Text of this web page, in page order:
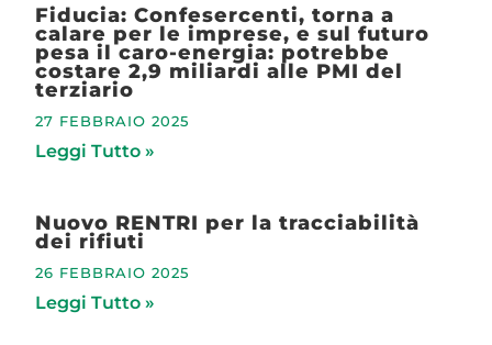
Fiducia: Confesercenti, torna a
calare per le imprese, e sul futuro
pesa il caro-energia: potrebbe
costare 2,9 miliardi alle PMI del
terziario
27 FEBBRAIO 2025
Leggi Tutto »
Nuovo RENTRI per la tracciabilità
dei rifiuti
26 FEBBRAIO 2025
Leggi Tutto »